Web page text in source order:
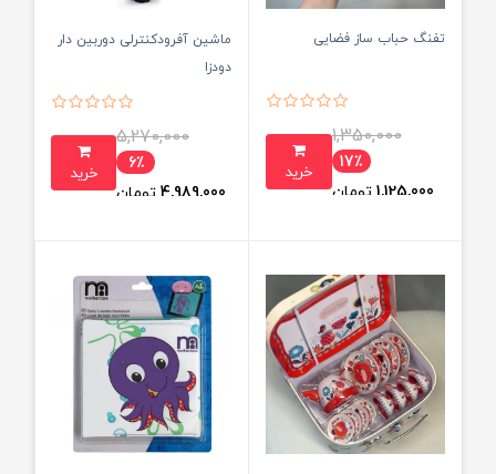
تفنگ حباب ساز فضایی
1,350,000
17٪
1,125,000 تومان
خرید
ماشین آفرودکنترلی دوربین دار
دودزا
5,270,000
6٪
4,989,000تومان
خرید